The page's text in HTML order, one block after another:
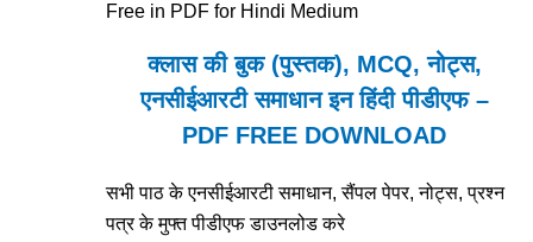
Free in PDF for Hindi Medium
क्लास की बुक (पुस्तक), MCQ, नोट्स,
एनसीईआरटी समाधान इन हिंदी पीडीएफ –
PDF FREE DOWNLOAD
सभी पाठ के एनसीईआरटी समाधान, सैंपल पेपर, नोट्स, प्रश्न
पत्र के मुफ्त पीडीएफ डाउनलोड करे